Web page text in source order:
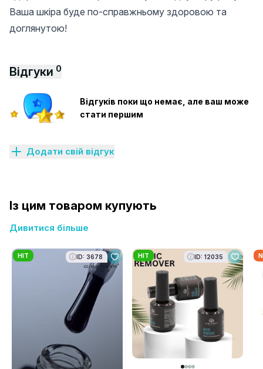
Ваша шкіра буде по-справжньому здоровою та
доглянутою!
Відгуки 0
Відгуків поки що немає, але ваш може
стати першим
Додати свій відгук
Із цим товаром купують
Дивитися більше
HIT ID: 3678 HIT ID: 12035